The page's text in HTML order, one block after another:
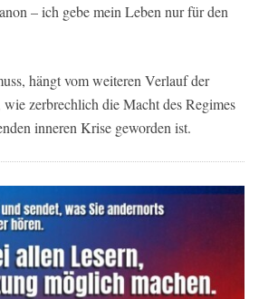
– ich gebe mein Leben nur für den
hängt vom weiteren Verlauf der
zerbrechlich die Macht des Regimes
inneren Krise geworden ist.